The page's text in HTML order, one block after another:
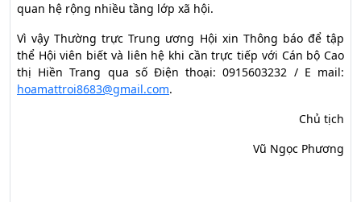
quan hệ rộng nhiều tầng lớp xã hội.
Vì vậy Thường trực Trung ương Hội xin Thông báo để tập
thể Hội viên biết và liên hệ khi cần trực tiếp với Cán bộ Cao
thị Hiền Trang qua số Điện thoại: 0915603232 / E mail:
hoamattroi8683@gmail.com.
Chủ tịch
Vũ Ngọc Phương